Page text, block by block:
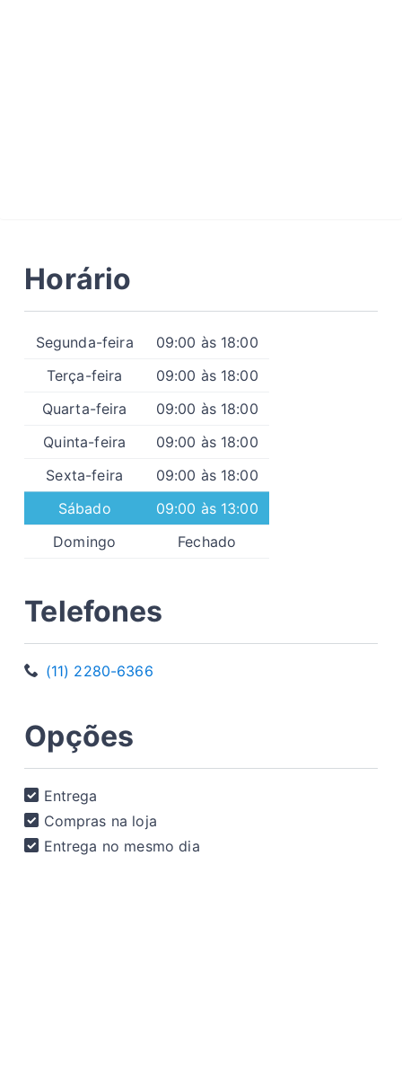
Horário
Segunda-feira
09:00 às 18:00
Terça-feira
09:00 às 18:00
Quarta-feira
09:00 às 18:00
Quinta-feira
09:00 às 18:00
Sexta-feira
09:00 às 18:00
Sábado
09:00 às 13:00
Domingo
Fechado
Telefones
(11) 2280-6366
Opções
Entrega
Compras na loja
Entrega no mesmo dia